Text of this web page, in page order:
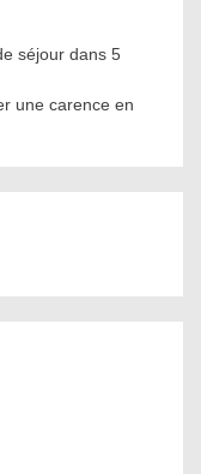
séjour dans 5
une carence en